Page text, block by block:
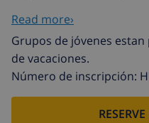
Venus es un chalé
Entrada: Al entrar por la
encontrará:
Read more›
Grupos de jóvenes
de vacaciones.
Número de inscripción: